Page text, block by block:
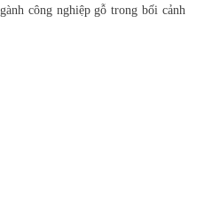
công nghiệp gỗ trong bối cảnh